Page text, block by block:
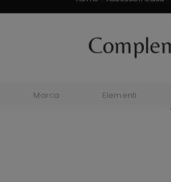
Marca Elementi